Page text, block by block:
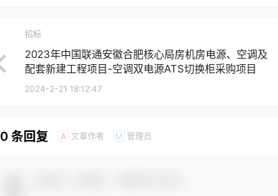
招标
2023年中国联通安徽合肥核心局房机房电源、空调及
配套新建工程项目-空调双电源ATS切换柜采购项目
[ZJZB-2024-10670]-比选公告
2024-2-21 18:12:47
0 条回复 A 文章作者 M 管理员